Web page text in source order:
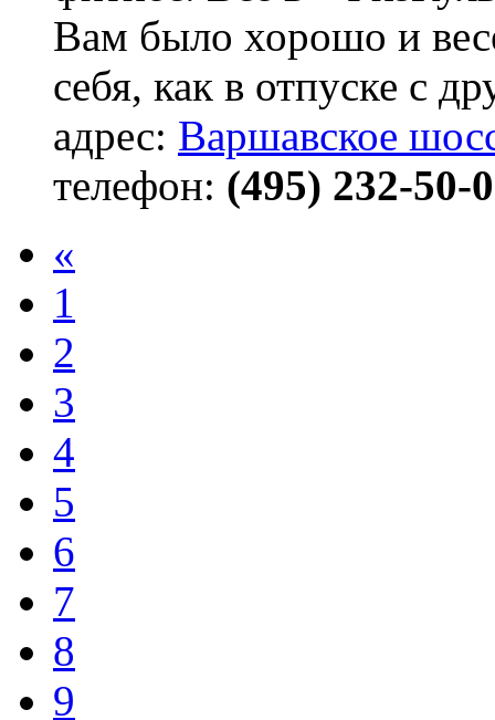
Вам было хорошо и
себя, как в отпуске с
адрес: Варшавское
телефон: (495) 232-50-
«
1
2
3
4
5
6
7
8
9